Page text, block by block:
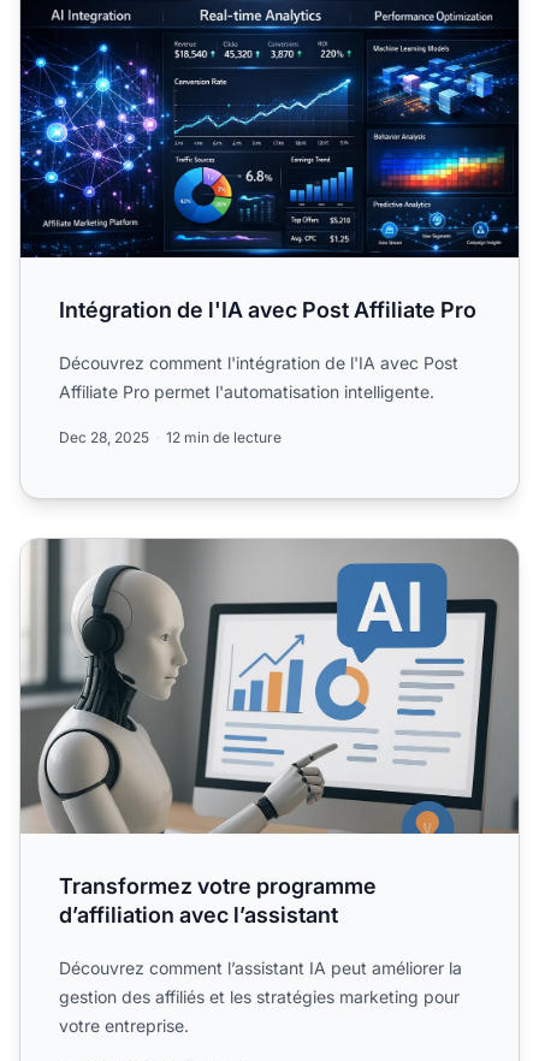
Intégration de l'IA avec Post Affiliate Pro
Découvrez comment l'intégration de l'IA avec Post
Affiliate Pro permet l'automatisation intelligente.
Dec 28, 2025 12 min de lecture
Transformez votre programme d’affiliation avec l’assistant
Transformez votre programme
d’affiliation avec l’assistant
Découvrez comment l’assistant IA peut améliorer la
gestion des affiliés et les stratégies marketing pour
votre entreprise.